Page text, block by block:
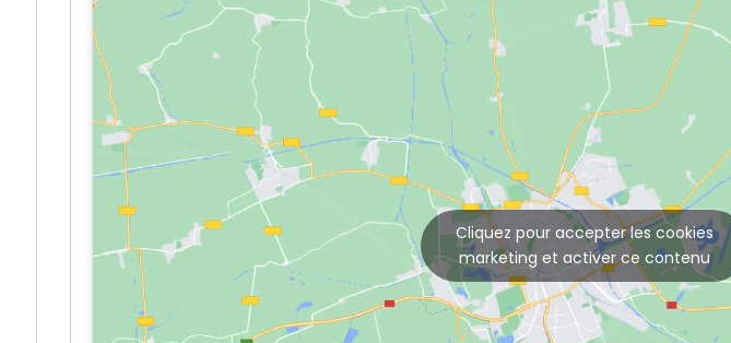
Cliquez pour accepter les cookies
marketing et activer ce contenu